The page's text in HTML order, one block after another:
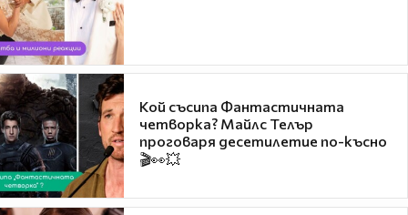
Кой съсипа Фантастичната
четворка? Майлс Телър
проговаря десетилетие по-късно
🎬👀💥